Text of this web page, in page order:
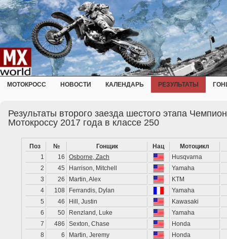
МОТОКРОСС НОВОСТИ КАЛЕНДАРЬ РЕЗУЛЬТАТЫ
Результаты второго заезда шестого этапа
Мотокроссу 2017 года в классе 250
Поз № Гонщик Нац
Мотоцикл
1
16 Osborne, Zach
Husqvarna
2
45 Harrison, Mitchell
Yamaha
3
26 Martin, Alex
KTM
4
108 Ferrandis, Dylan
Yamaha
5
46 Hill, Justin
Kawasaki
6
50 Renzland, Luke
Yamaha
7
486 Sexton, Chase
Honda
8
6 Martin, Jeremy
Honda